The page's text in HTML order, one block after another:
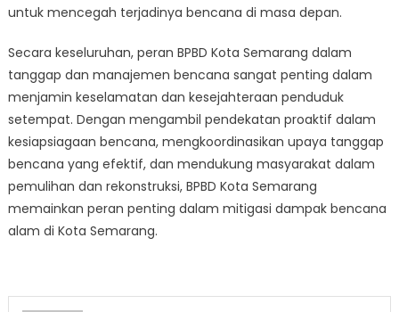
untuk mencegah terjadinya bencana di masa depan.
Secara keseluruhan, peran BPBD Kota Semarang dalam
tanggap dan manajemen bencana sangat penting dalam
menjamin keselamatan dan kesejahteraan penduduk
setempat. Dengan mengambil pendekatan proaktif dalam
kesiapsiagaan bencana, mengkoordinasikan upaya tanggap
bencana yang efektif, dan mendukung masyarakat dalam
pemulihan dan rekonstruksi, BPBD Kota Semarang
memainkan peran penting dalam mitigasi dampak bencana
alam di Kota Semarang.